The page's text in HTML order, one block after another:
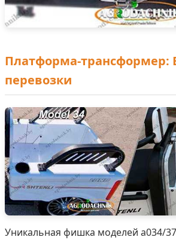
Платформа-трансформер:
перевозки
Уникальная фишка моделей а034/